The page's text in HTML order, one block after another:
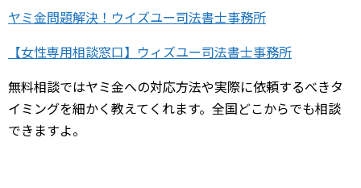
ヤミ金問題解決！ウイズユー司法書士事務所
【女性専用相談窓口】ウィズユー司法書士事務所
無料相談ではヤミ金への対応方法や実際に依頼するべきタ
イミングを細かく教えてくれます。全国どこからでも相談
できますよ。